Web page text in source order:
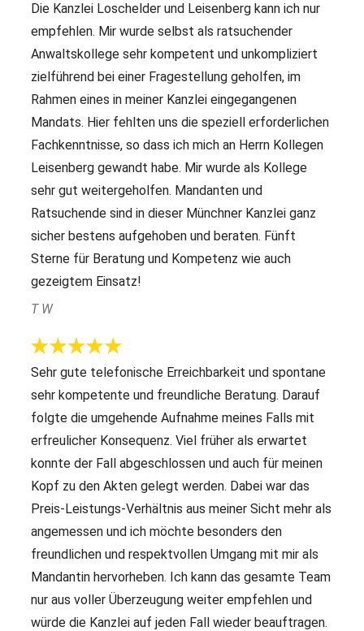
Die Kanzlei Loschelder und Leisenberg kann ich nur
empfehlen. Mir wurde selbst als ratsuchender
Anwaltskollege sehr kompetent und unkompliziert
zielführend bei einer Fragestellung geholfen, im
Rahmen eines in meiner Kanzlei eingegangenen
Mandats. Hier fehlten uns die speziell erforderlichen
Fachkenntnisse, so dass ich mich an Herrn Kollegen
Leisenberg gewandt habe. Mir wurde als Kollege
sehr gut weitergeholfen. Mandanten und
Ratsuchende sind in dieser Münchner Kanzlei ganz
sicher bestens aufgehoben und beraten. Fünft
Sterne für Beratung und Kompetenz wie auch
gezeigtem Einsatz!
T W
Sehr gute telefonische Erreichbarkeit und spontane
sehr kompetente und freundliche Beratung. Darauf
folgte die umgehende Aufnahme meines Falls mit
erfreulicher Konsequenz. Viel früher als erwartet
konnte der Fall abgeschlossen und auch für meinen
Kopf zu den Akten gelegt werden. Dabei war das
Preis-Leistungs-Verhältnis aus meiner Sicht mehr als
angemessen und ich möchte besonders den
freundlichen und respektvollen Umgang mit mir als
Mandantin hervorheben. Ich kann das gesamte Team
nur aus voller Überzeugung weiter empfehlen und
würde die Kanzlei auf jeden Fall wieder beauftragen.